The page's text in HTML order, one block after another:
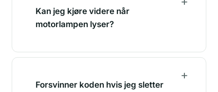
Kan jeg kjøre videre når
motorlampen lyser?
Forsvinner koden hvis jeg sletter